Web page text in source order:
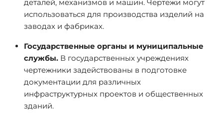
деталей, механизмов и машин. Чертежи могут
использоваться для производства изделий на
заводах и фабриках.
Государственные органы и муниципальные
службы. В государственных учреждениях
чертежники задействованы в подготовке
документации для различных
инфраструктурных проектов и общественных
зданий.